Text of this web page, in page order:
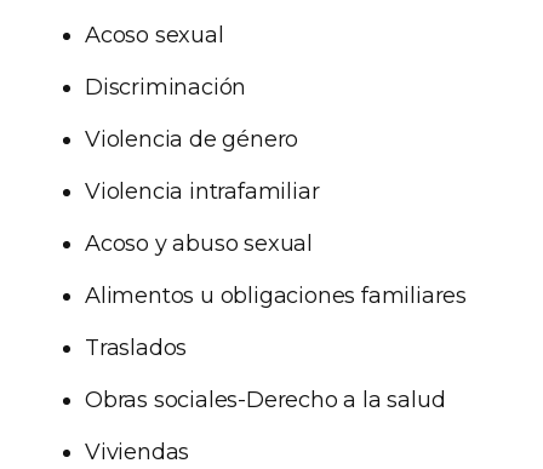
Acoso sexual
Discriminación
Violencia de género
Violencia intrafamiliar
Acoso y abuso sexual
Alimentos u obligaciones familiares
Traslados
Obras sociales-Derecho a la salud
Viviendas